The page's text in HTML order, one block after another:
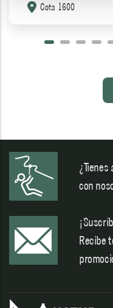
Cota 1600
con
Recibe